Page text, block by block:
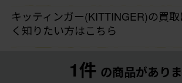
キッティンガー(KITTINGER)の買
く知りたい方はこちら
1件 の商品があり